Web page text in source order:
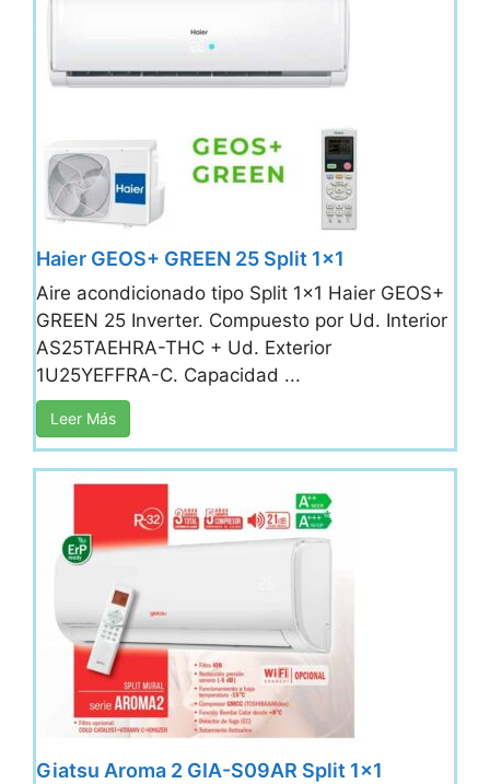
Haier GEOS+ GREEN 25 Split 1×1
Aire acondicionado tipo Split 1x1 Haier GEOS+
GREEN 25 Inverter. Compuesto por Ud. Interior
AS25TAEHRA-THC + Ud. Exterior
1U25YEFFRA-C. Capacidad ...
Leer Más
Giatsu Aroma 2 GIA-S09AR Split 1×1